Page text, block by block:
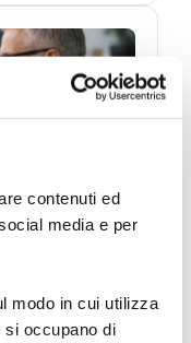
contenuti ed
media e per
modo in cui utilizza
si occupano di
e